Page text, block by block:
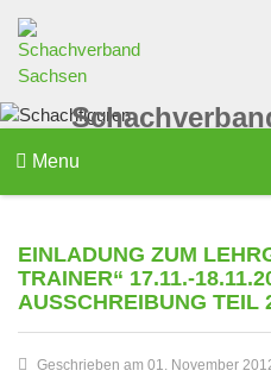
Menu
EINLADUNG ZUM
TRAINER“ 17.11.-
AUSSCHREIBUNG TEIL
Geschrieben am 01. November